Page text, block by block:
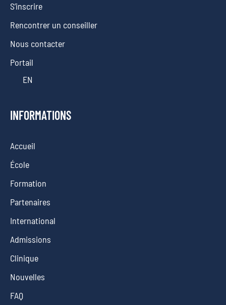
S’inscrire
Rencontrer un conseiller
Nous contacter
Portail
EN
INFORMATIONS
Accueil
École
Formation
Partenaires
International
Admissions
Clinique
Nouvelles
FAQ